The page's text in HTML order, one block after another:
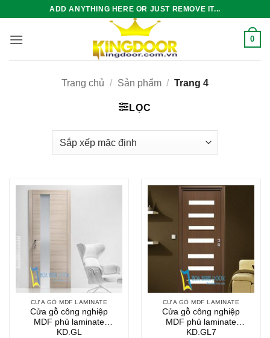
nội
ADD ANYTHING HERE OR JUST REMOVE IT...
0
Trang chủ / Sản phẩm / Trang 4
LỌC
CỬA GỖ MDF LAMINATE
Cửa gỗ công nghiệp
MDF phủ laminate
KD.GL
CỬA GỖ MDF LAMINATE
Cửa gỗ công nghiệp
MDF phủ laminate
KD.GL7